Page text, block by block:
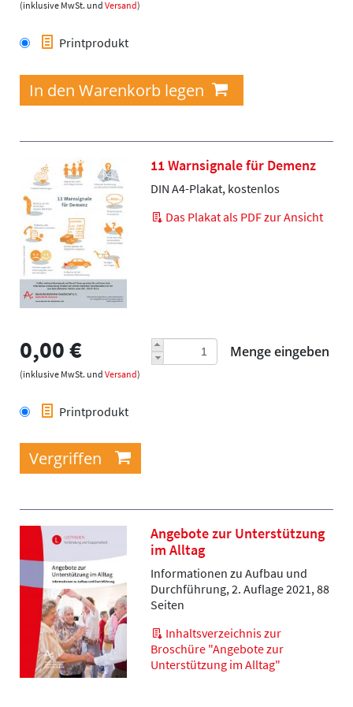
(inklusive MwSt. und Versand)
Printprodukt
11 Warnsignale für Demenz
DIN A4-Plakat, kostenlos
Das Plakat als PDF zur Ansicht
0,00 €
(inklusive MwSt. und Versand)
Printprodukt
Menge eingeben
Angebote zur Unterstützung
im Alltag
Informationen zu Aufbau und
Durchführung, 2. Auflage 2021, 88
Seiten
Inhaltsverzeichnis zur
Broschüre "Angebote zur
Unterstützung im Alltag"